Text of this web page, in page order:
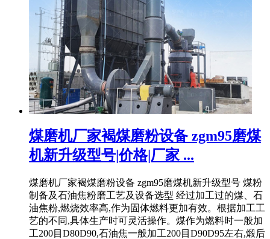
煤磨机厂家褐煤磨粉设备 zgm95磨煤
机新升级型号|价格|厂家 ...
煤磨机厂家褐煤磨粉设备 zgm95磨煤机新升级型号 煤粉
制备及石油焦粉磨工艺及设备选型 经过加工过的煤、石
油焦粉,燃烧效率高,作为固体燃料更加有效。根据加工工
艺的不同,具体生产时可灵活操作。煤作为燃料时一般加
工200目D80D90,石油焦一般加工200目D90D95左右,煅后